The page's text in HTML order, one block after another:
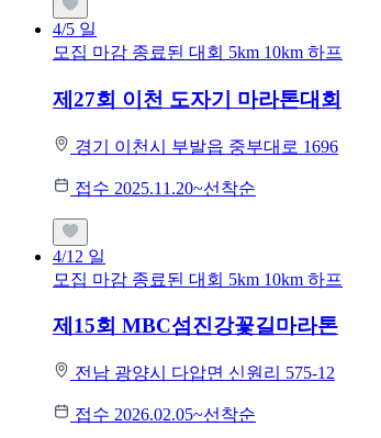
4/5 일
모집 마감 종료된 대회 5km 10km 하프
제27회 이천 도자기 마라톤대회
경기 이천시 부발읍 중부대로 1696
접수 2025.11.20~선착순
4/12 일
모집 마감 종료된 대회 5km 10km 하프
제15회 MBC섬진강꽃길마라톤
전남 광양시 다압면 신원리 575-12
접수 2026.02.05~선착순